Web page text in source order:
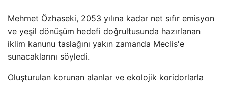
Mehmet Özhaseki, 2053 yılına kadar net sıfır emisyon
ve yeşil dönüşüm hedefi doğrultusunda hazırlanan
iklim kanunu taslağını yakın zamanda Meclis'e
sunacaklarını söyledi.
Oluşturulan korunan alanlar ve ekolojik koridorlarla